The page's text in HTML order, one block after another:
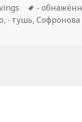
Метки
-
, ∙ тушь,Софронова